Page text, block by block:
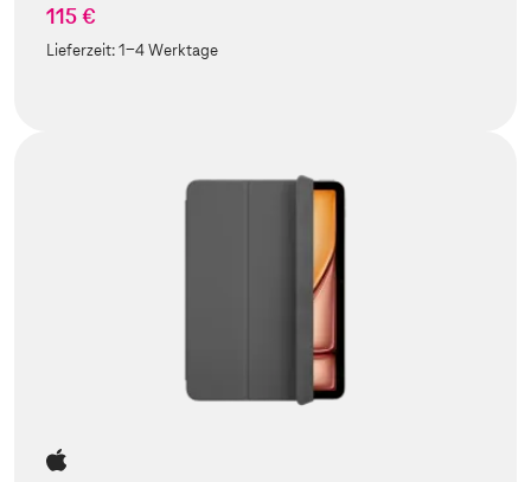
115 €
Lieferzeit:1-4 Werktage